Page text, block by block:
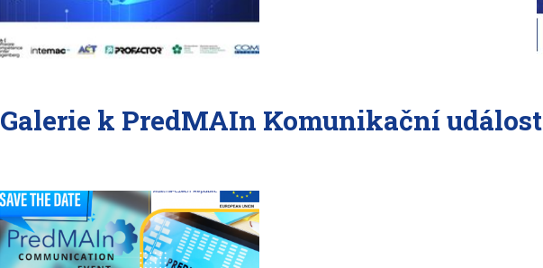
Galerie k PredMAIn Komunikační událost